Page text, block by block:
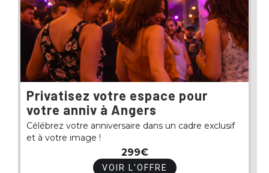
Privatisez votre espace pour
votre anniv à Angers
Célébrez votre anniversaire dans un cadre exclusif
et à votre image !
299€
VOIR L'OFFRE